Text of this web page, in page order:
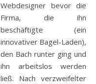
Webdesigner bevor die
Firma, die ihn
beschäftigte (ein
innovativer Bagel-Laden),
den Bach runter ging und
ihn arbeitslos werden
ließ. Nach verzweifelter